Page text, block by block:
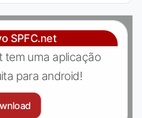
SPFC.net
tem uma aplicação
para android!